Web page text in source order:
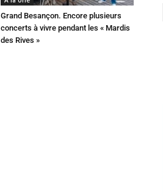
Grand Besançon. Encore plusieurs
concerts à vivre pendant les « Mardis
des Rives »